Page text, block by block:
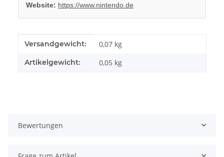
Website: https://www.nintendo.de
Produkteigenschaft
Wert
Versandgewicht: 0,07 kg
Artikelgewicht: 0,05 kg
Bewertungen